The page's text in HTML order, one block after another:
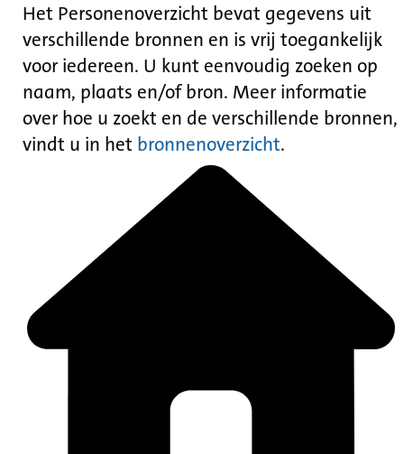
Het Personenoverzicht bevat gegevens uit
verschillende bronnen en is vrij toegankelijk
voor iedereen. U kunt eenvoudig zoeken op
naam, plaats en/of bron. Meer informatie
over hoe u zoekt en de verschillende bronnen,
vindt u in het bronnenoverzicht.